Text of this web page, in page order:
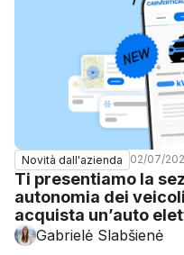
Novità dall'azienda 02/07/
Ti presentiamo la
autonomia dei
acquista un’auto
Gabrielė Slabšienė